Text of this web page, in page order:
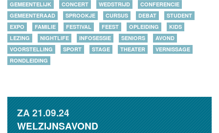
GEMEENTELIJK
CONCERT WEDSTRIJD
CONFERENCIE
GEMEENTERAAD
SPROOKJE CURSUS DEBAT
STUDENT
EXPO
FAMILIE FESTIVAL FEEST OPLEIDING
KIDS
LEZING
NIGHTLIFE INFOSESSIE SENIORS
AVOND
VOORSTELLING
SPORT STAGE THEATER
VERNISSAGE
RONDLEIDING
ZA21.09.24
WELZIJNSAVOND